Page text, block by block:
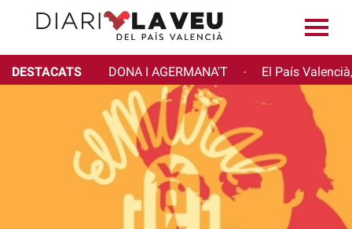
DESTACATS DONA I AGERMANA'T · El País